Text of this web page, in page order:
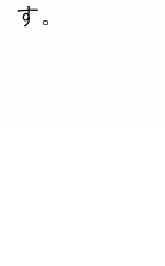
す。